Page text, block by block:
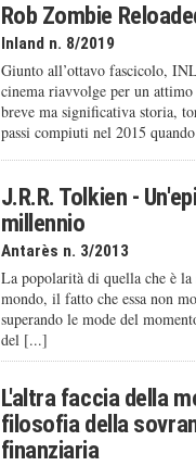
Rob Zombie
Inland n. 8/2019
Giunto all’ottavo fascicolo,
cinema riavvolge per un
breve ma significativa storia,
passi compiuti nel 2015
J.R.R. Tolkien -
millennio
Antarès n. 3/2013
La popolarità di quella che è la
mondo, il fatto che essa non
superando le mode del
del [...]
L'altra faccia della
filosofia della
finanziaria